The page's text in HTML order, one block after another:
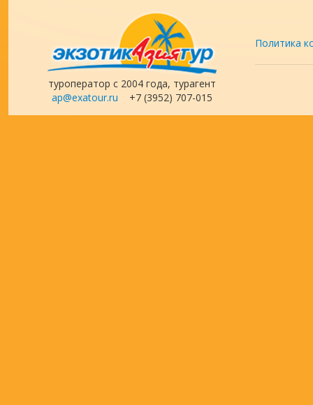
туроператор с 2004 года, турагент
ap@exatour.ru +7 (3952) 707-015
Политика